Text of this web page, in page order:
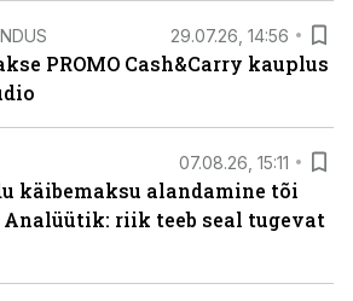
29.07.26, 14:56
PROMO Cash&Carry kauplus
07.08.26, 15:11
käibemaksu alandamine tõi
riik teeb seal tugevat